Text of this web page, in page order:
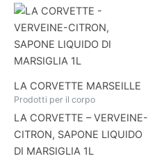
LA CORVETTE MARSEILLE
Prodotti per il corpo
LA CORVETTE – VERVEINE-
CITRON, SAPONE LIQUIDO
DI MARSIGLIA 1L